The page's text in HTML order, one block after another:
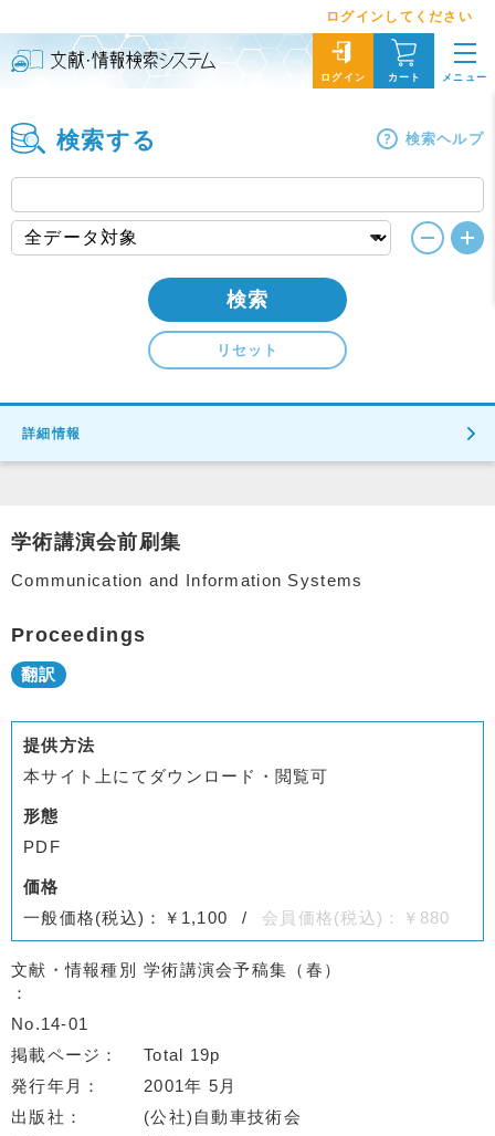
ログインしてください
ログイン カート メニュー
検索する 検索ヘルプ
検索
リセット
詳細情報
学術講演会前刷集
Communication and Information Systems
Proceedings
提供方法
本サイト上にてダウンロード・閲覧可
形態
PDF
価格
一般価格(税込)：￥1,100
会員価格(税込)：￥880
文献・情報種別 学術講演会予稿集（春）
No.14-01
掲載ページ
Total 19p
発行年月
2001年 5月
出版社
(公社)自動車技術会